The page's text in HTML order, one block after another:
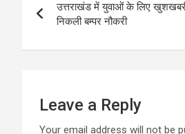
navigation
उत्तराखंड में युवाओं के लिए
निकली बम्पर नौकरी
Leave a Reply
Your email address will not be